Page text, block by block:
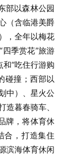
部以森林公园
（含临港美爵
，全年以梅花
季赏花”旅游
“吃住行游购
碰撞；西部以
中）、星火公
暮春骑车、
牌，将体育休
合，打造集住
滨海体育休闲